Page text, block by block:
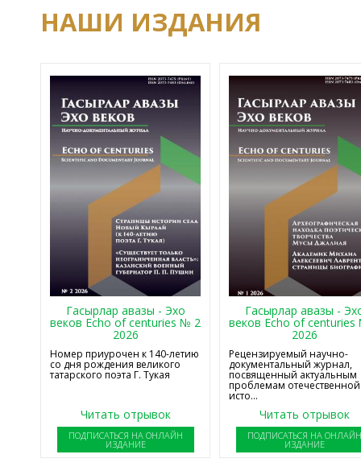
НАШИ ИЗДАНИЯ
Гасырлар авазы - Эхо
веков Echo of centuries № 2
2026
Номер приурочен к 140-летию
со дня рождения великого
татарского поэта Г. Тукая
Читать отрывок
ПОДПИСАТЬСЯ НА ОНЛАЙН
ИЗДАНИЕ
Гасырлар авазы -
веков Echo of
2026
Рецензируемый научно-
документальный журнал,
посвященный актуальным
проблемам отечественной
исто...
Читать отрывок
ПОДПИСАТЬСЯ НА
ИЗДАНИЕ